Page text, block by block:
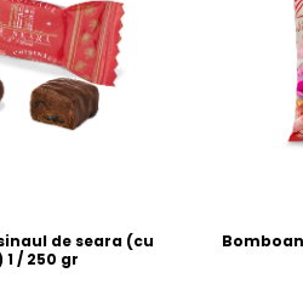
de seara (cu
/ 250 gr